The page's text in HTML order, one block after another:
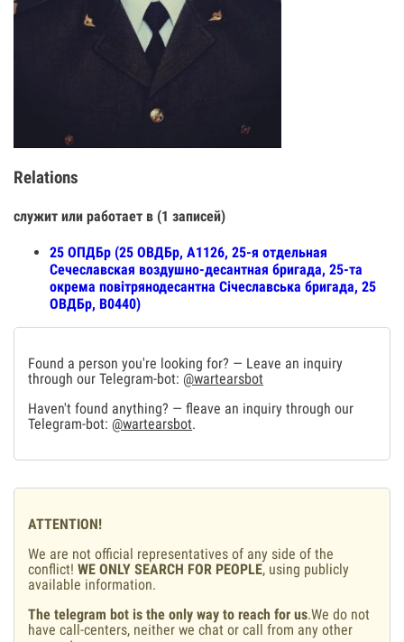
Relations
служит или работает в (1 записей)
25 ОПДБр (25 ОВДБр, А1126, 25-я отдельная
Сечеславская воздушно-десантная бригада, 25-та
окрема повітрянодесантна Січеславська бригада, 25
ОВДБр, В0440)
Found a person you're looking for? — Leave an inquiry
through our Telegram-bot: @wartearsbot
Haven't found anything? — fleave an inquiry through our
Telegram-bot: @wartearsbot.
ATTENTION!
We are not official representatives of any side of the
conflict! WE ONLY SEARCH FOR PEOPLE, using publicly
available information.
The telegram bot is the only way to reach for us.We do not
have call-centers, neither we chat or call from any other